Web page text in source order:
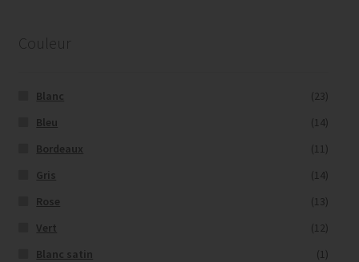
Couleur
Blanc
(23)
Bleu
(14)
Bordeaux
(11)
Gris
(14)
Rose
(13)
Vert
(12)
Blanc satin
(1)